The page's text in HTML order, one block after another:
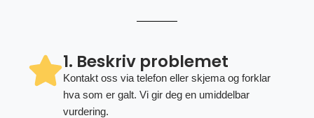
1. Beskriv problemet
Kontakt oss via telefon eller skjema og forklar
hva som er galt. Vi gir deg en umiddelbar
vurdering.